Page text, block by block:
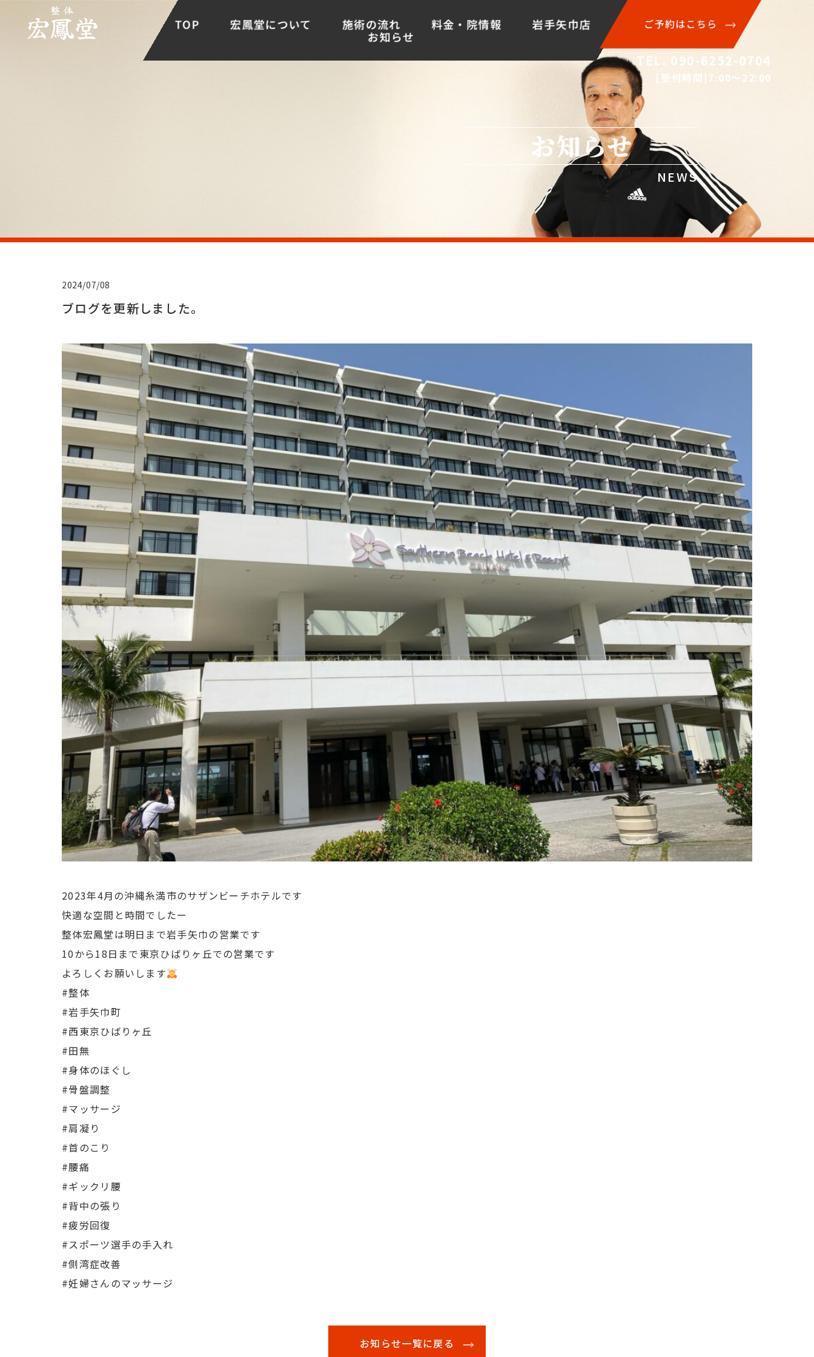
TOP 宏鳳堂について 施術の流れ 料金・院情報 岩手矢巾店
お知らせ
ご予約はこちら
TEL. 090-6252-0704
[受付時間]7:00〜22:00
お知らせ
NEWS
2024/07/08
ブログを更新しました。
2023年4月の沖縄糸満市のサザンビーチホテルです
快適な空間と時間でしたー
整体宏鳳堂は明日まで岩手矢巾の営業です
10から18日まで東京ひばりヶ丘での営業です
よろしくお願いします
#整体
#岩手矢巾町
#西東京ひばりヶ丘
#田無
#身体のほぐし
#骨盤調整
#マッサージ
#肩凝り
#首のこり
#腰痛
#ギックリ腰
#背中の張り
#疲労回復
#スポーツ選手の手入れ
#側湾症改善
#妊婦さんのマッサージ
お知らせ一覧に戻る